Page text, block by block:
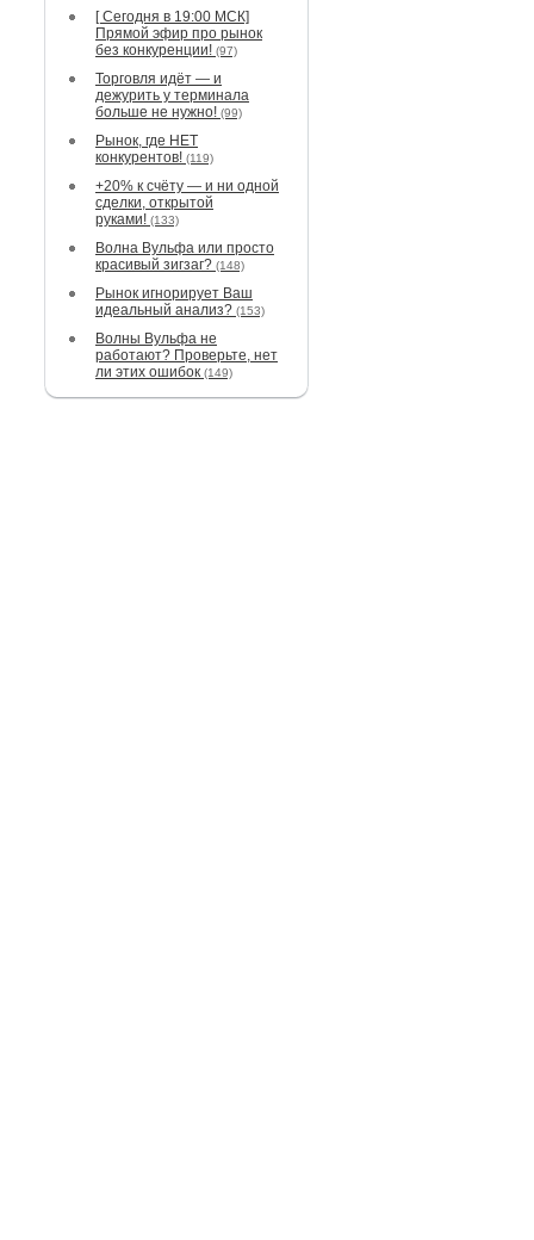
[ Сегодня в 19:00 МСК]
Прямой эфир про рынок
без конкуренции! (97)
Торговля идёт — и
дежурить у терминала
больше не нужно! (99)
Рынок, где НЕТ
конкурентов! (119)
+20% к счёту — и ни одной
сделки, открытой
руками! (133)
Волна Вульфа или просто
красивый зигзаг? (148)
Рынок игнорирует Ваш
идеальный анализ? (153)
Волны Вульфа не
работают? Проверьте, нет
ли этих ошибок (149)